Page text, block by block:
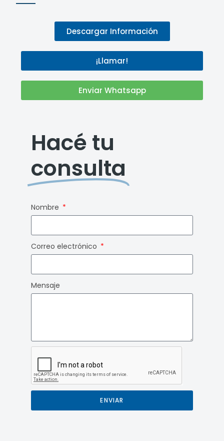
Descargar Información
¡Llamar!
Enviar Whatsapp
Hacé tu
consulta
Nombre
Correo electrónico
Mensaje
ENVIAR